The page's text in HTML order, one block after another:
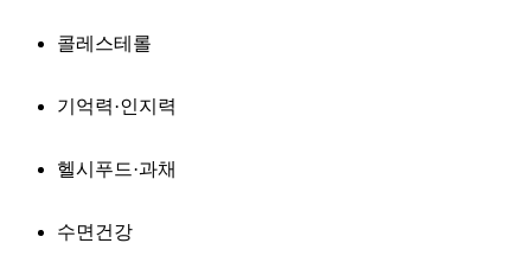
콜레스테롤
기억력·인지력
헬시푸드·과채
수면건강